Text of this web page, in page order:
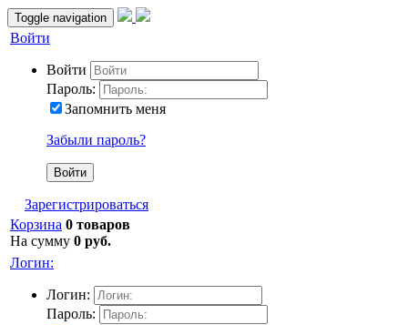
Toggle navigation
Войти
Войти
Пароль:
Запомнить меня
Забыли пароль?
Зарегистрироваться
Корзина 0 товаров
На сумму 0 руб.
Логин:
Логин:
Пароль: